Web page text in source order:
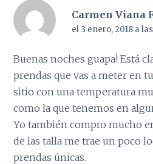
Carmen Viana
el 3 enero, 2018 a
Buenas noches guapa! Está
prendas que vas a meter en
sitio con una temperatura
como la que tenemos en
Yo también compro mucho
de las talla me trae un poco
prendas únicas.